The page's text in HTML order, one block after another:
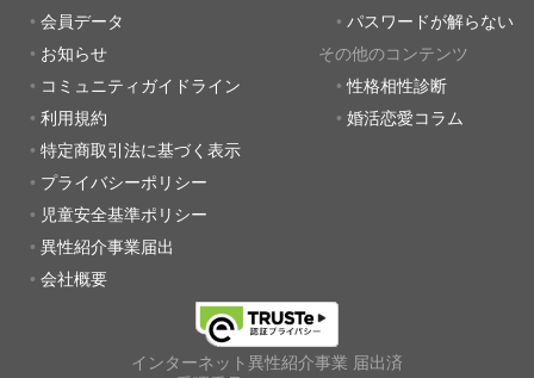
会員データ
お知らせ
コミュニティガイドライン
利用規約
特定商取引法に基づく表示
プライバシーポリシー
児童安全基準ポリシー
異性紹介事業届出
会社概要
パスワードが解らない
その他のコンテンツ
性格相性診断
婚活恋愛コラム
インターネット異性紹介事業 届出済